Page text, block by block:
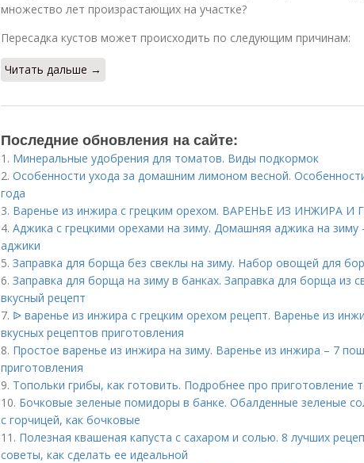
множество лет произрастающих на участке?
Пересадка кустов может происходить по следующим причинам:
Читать дальше →
Последние обновления на сайте:
1. Минеральные удобрения для томатов. Виды подкормок
2. Особенности ухода за домашним лимоном весной.
года
3. Варенье из инжира с грецким орехом. ВАРЕНЬЕ ИЗ ИНЖИРА И
4. Аджика с грецкими орехами на зиму. Домашняя аджика на
аджики
5. Заправка для борща без свеклы на зиму. Набор овощей для
6. Заправка для борща на зиму в банках. Заправка для борща из
вкусный рецепт
7. ᐉ варенье из инжира с грецким орехом рецепт. Варенье из
вкусных рецептов приготовления
8. Простое варенье из инжира на зиму. Варенье из инжира – 7
приготовления
9. Топольки грибы, как готовить. Подробнее про приготовление
10. Бочковые зеленые помидоры в банке. Обалденные зеленые
с горчицей, как бочковые
11. Полезная квашеная капуста с сахаром и солью. 8 лучших
советы, как сделать ее идеальной